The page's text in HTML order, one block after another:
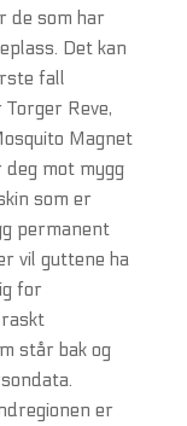
de som har
Det kan
fall
Reve,
Magnet
mot mygg
som er
permanent
vil guttene ha
for
står bak og
er